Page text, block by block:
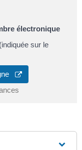
électronique
sur le